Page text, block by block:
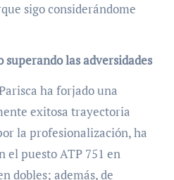
sigo considerándome
superando las adversidades
ha forjado una
exitosa trayectoria
la profesionalización, ha
el puesto ATP 751 en
dobles; además, de